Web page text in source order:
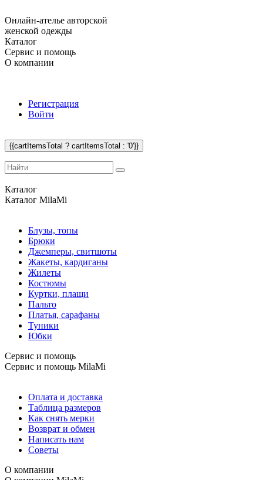
Онлайн-ателье авторской
женской одежды
Каталог
Сервис и помощь
О компании
Регистрация
Войти
{{cartItemsTotal ? cartItemsTotal : '0'}}
Каталог
Каталог MilaMi
Блузы, топы
Брюки
Джемперы, свитшоты
Жакеты, кардиганы
Жилеты
Костюмы
Куртки, плащи
Пальто
Платья, сарафаны
Туники
Юбки
Сервис и помощь
Сервис и помощь MilaMi
Оплата и доставка
Таблица размеров
Как снять мерки
Возврат и обмен
Написать нам
Советы
О компании